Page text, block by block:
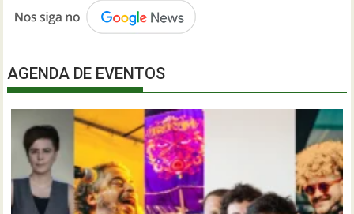
AGENDA DE EVENTOS